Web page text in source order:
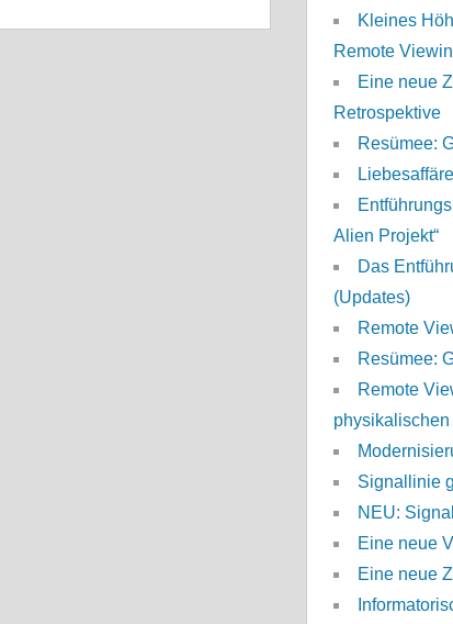
Kleines
Remote
Eine neue
Retrospektive
Resümee:
Alien Projekt“
Das
(Updates)
Remote
Resümee:
Remote
Signallinie
NEU:
Eine neue
Eine neue